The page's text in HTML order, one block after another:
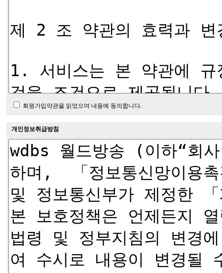
회원가입약관을 읽었으며 내용에 동의합니다.
개인정보취급방침